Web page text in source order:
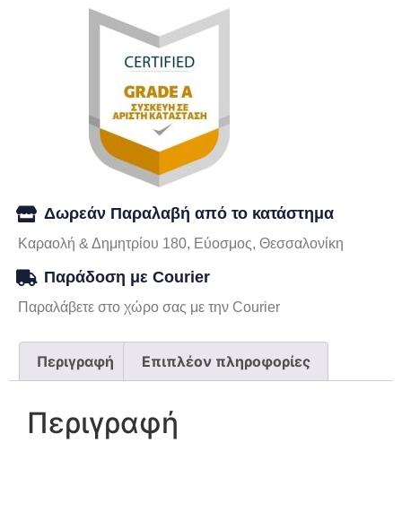
Δωρεάν Παραλαβή από το κατάστημα
Καραολή & Δημητρίου 180, Εύοσμος, Θεσσαλονίκη
Παράδοση με Courier
Παραλάβετε στο χώρο σας με την Courier
Περιγραφή Επιπλέον πληροφορίες
Περιγραφή